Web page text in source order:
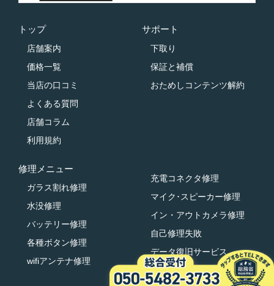
トップ
店舗案内
価格一覧
当店の口コミ
よくある質問
店舗コラム
利用規約
サポート
下取り
保証と補償
おためしコンテンツ解約
修理メニュー
ガラス割れ修理
水没修理
バッテリー修理
各種ボタン修理
wifiアンテナ修理
充電コネクタ修理
マイク･スピーカー修理
イン・アウトカメラ修理
自己修理失敗
データ復旧サービス